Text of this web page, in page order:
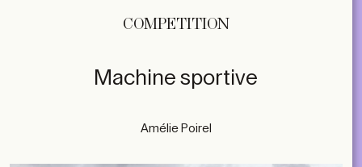
COMPETITION
Machine sportive
Amélie Poirel